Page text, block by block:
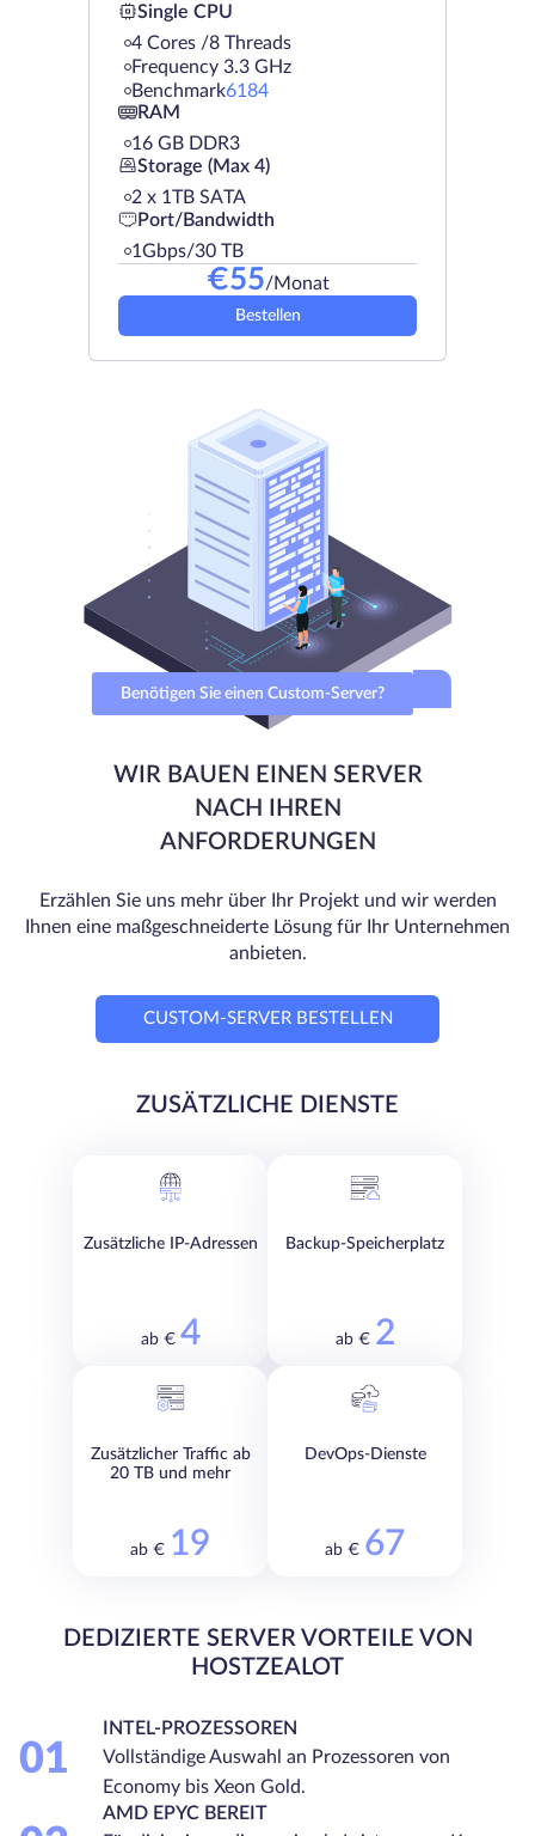
Single CPU
4 Cores /8 Threads
Frequency 3.3 GHz
Benchmark6184
RAM
16 GB DDR3
Storage (Max 4)
2 х 1TB SATA
Port/Bandwidth
1Gbps/30 TB
€55/Monat
Bestellen
Benötigen Sie einen Custom-Server?
WIR BAUEN EINEN SERVER
NACH IHREN
ANFORDERUNGEN
Erzählen Sie uns mehr über Ihr Projekt und wir werden
Ihnen eine maßgeschneiderte Lösung für Ihr Unternehmen
anbieten.
CUSTOM-SERVER BESTELLEN
ZUSÄTZLICHE DIENSTE
Zusätzliche IP-Adressen
ab € 4
Backup-Speicherplatz
ab € 2
Zusätzlicher Traffic ab
20 TB und mehr
ab € 19
DevOps-Dienste
ab € 67
DEDIZIERTE SERVER VORTEILE VON
HOSTZEALOT
01
INTEL-PROZESSOREN
Vollständige Auswahl an Prozessoren von
Economy bis Xeon Gold.
AMD EPYC BEREIT